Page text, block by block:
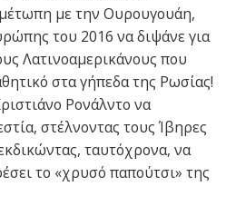
με την Ουρουγουάη,
του 2016 να διψάνε για
Λατινοαμερικάνους που
στα γήπεδα της Ρωσίας!
Ρονάλντο να
στέλνοντας τους Ίβηρες
ταυτόχρονα, να
το «χρυσό παπούτσι» της